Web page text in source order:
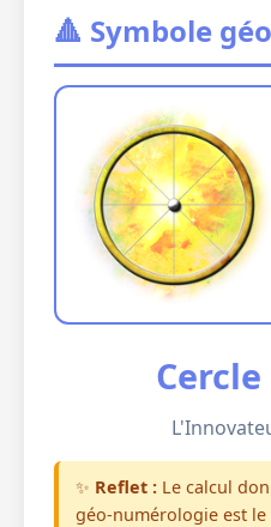
🔺 Symbole
✨ Reflet : Le calcul
géo-numérologie est